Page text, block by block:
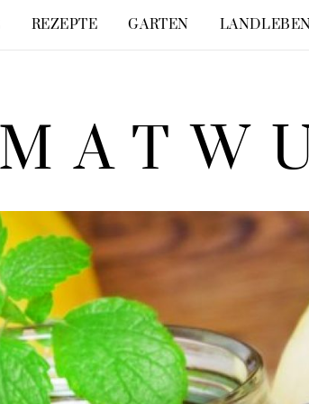
REZEPTE GARTEN LANDLEBEN